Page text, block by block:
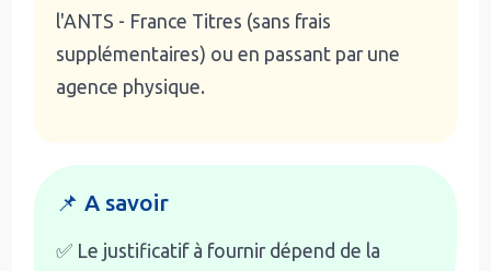
l'ANTS - France Titres (sans frais
supplémentaires) ou en passant par une
agence physique.
📌 A savoir
✅ Le justificatif à fournir dépend de la